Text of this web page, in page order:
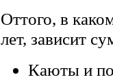
Оттого, в
лет, зависит
Каюты и